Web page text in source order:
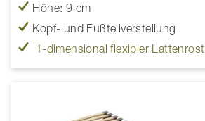
Höhe: 9 cm
Kopf- und Fußteilverstellung
1-dimensional flexibler Lattenrost